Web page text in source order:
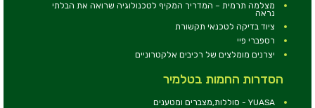
מצלמה תרמית – המדריך המקיף לטכנולוגיה שרואה את הבלתי
נראה
ציוד בדיקה לטכנאי תקשורת
רספברי פיי
יצרנים מומלצים של רכיבים אלקטרוניים
הסדרות החמות בטלמיר
YUASA - סוללות,מצברים ומטענים